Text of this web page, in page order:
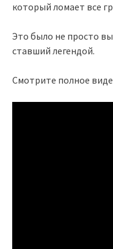
который ломает все
Это было не просто
ставший легендой.
Смотрите полное